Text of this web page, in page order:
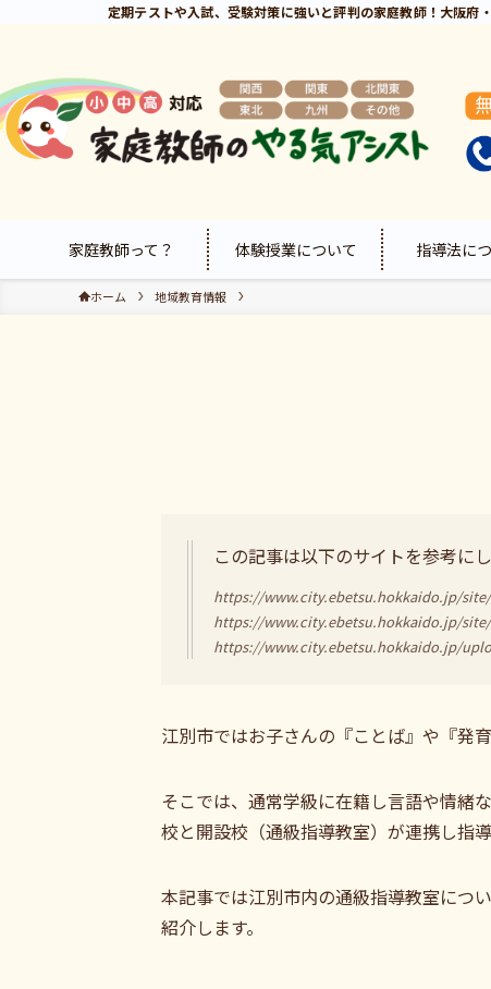
定期テストや入試、受験対策に強いと評判の家庭教師！大阪
家庭教師って？ 体験授業について 指導法に
ホーム 地域教育情報
この記事は以下のサイトを参考にし
https://www.city.ebetsu.hokkaido.jp/
https://www.city.ebetsu.hokkaido.jp/
https://www.city.ebetsu.hokkaido.jp/
江別市ではお子さんの『ことば』や『発
そこでは、通常学級に在籍し言語や情緒
校と開設校（通級指導教室）が連携し指
本記事では江別市内の通級指導教室につ
紹介します。